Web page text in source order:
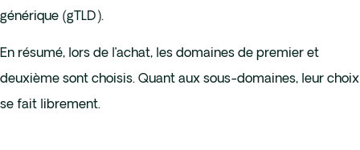
générique (gTLD).
En résumé, lors de l’achat, les domaines de premier et
deuxième sont choisis. Quant aux sous-domaines, leur choix
se fait librement.